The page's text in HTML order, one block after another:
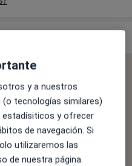
del especialista, la
la cobertura en el
y a nuestros
tecnologías similares)
estadísiticos y ofrecer
de navegación. Si
utilizaremos las
de nuestra página.